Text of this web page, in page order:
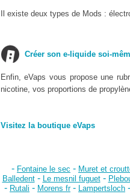
Il existe deux types de Mods :
Créer son e-liquide soi-
Enfin, eVaps vous propose une
nicotine, vos proportions de
Visitez la boutique eVaps
- Fontaine le sec - Muret et
Balledent- Le mesnil fuguet-
- Rutali - Morens fr- Lampertsloch -